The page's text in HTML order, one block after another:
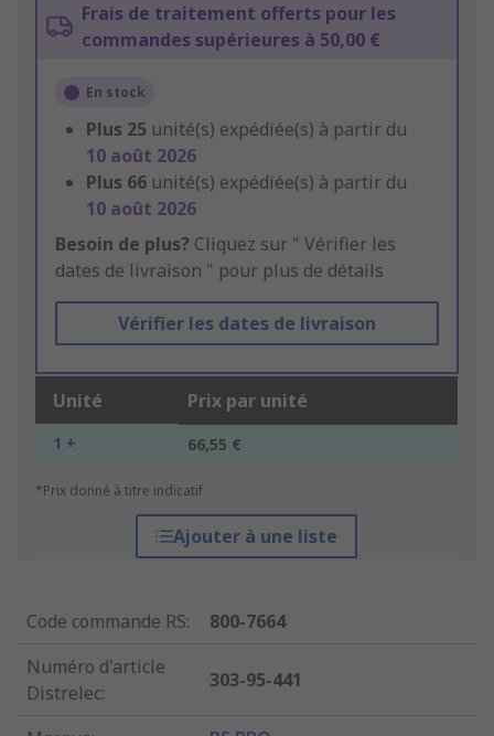
Frais de traitement offerts pour les
commandes supérieures à 50,00 €
En stock
Plus 25 unité(s) expédiée(s) à partir du
10 août 2026
Plus 66 unité(s) expédiée(s) à partir du
10 août 2026
Besoin de plus? Cliquez sur " Vérifier les
dates de livraison " pour plus de détails
Vérifier les dates de livraison
Unité Prix par unité
1 + 66,55 €
*Prix donné à titre indicatif
Ajouter à une liste
Code commande RS:
800-7664
Numéro d'article
Distrelec:
303-95-441